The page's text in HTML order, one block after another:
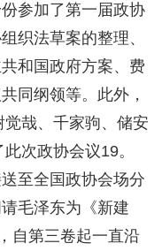
参加了第一届政协
织法草案的整理、
和国政府方案、费
同纲领等。此外，
哉、千家驹、储安
次政协会议19。
至全国政协会场分
毛泽东为《新建
自第三卷起一直沿